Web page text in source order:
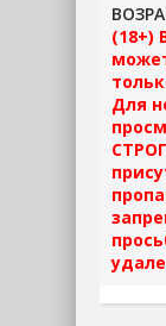
(18+)
Для